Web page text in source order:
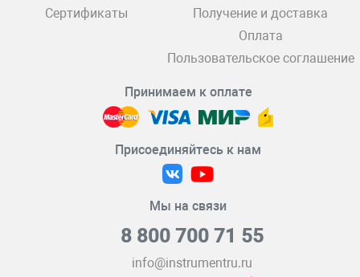
Сертификаты
Получение и доставка
Оплата
Пользовательское соглашение
Принимаем к оплате
Присоединяйтесь к нам
Мы на связи
8 800 700 71 55
info@instrumentru.ru